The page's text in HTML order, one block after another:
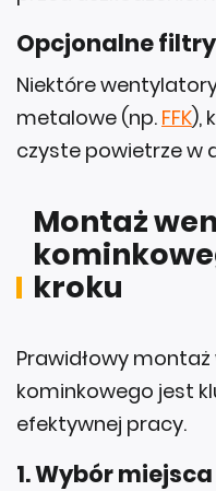
Opcjonalne
Niektóre
metalowe (np. FFK),
czyste powietrze w
Montaż
kroku
Prawidłowy
kominkowego jest
efektywnej pracy.
1.Wybór miejsca